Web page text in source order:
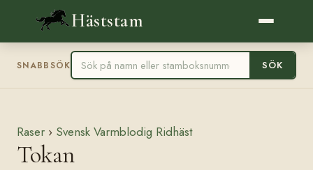
Häststam
SNABBSÖK SÖK
Raser › Svensk Varmblodig Ridhäst
Tokan